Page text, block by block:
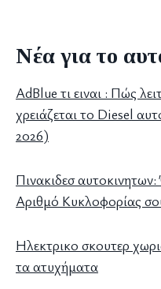
Νέα για το
AdBlue τι ειναι : Πώς
χρειάζεται το Diesel
2026)
Πινακιδεσ
Αριθμό Κυκλοφορίας
Ηλεκτρικο σκουτερ
τα ατυχήματα